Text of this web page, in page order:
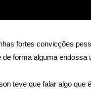
fortes convicções
de forma alguma endossa
teve que falar algo que